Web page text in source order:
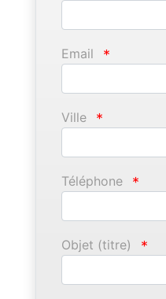
Email *
Ville *
Téléphone *
Objet (titre) *